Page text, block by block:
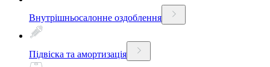
Внутрішньосалонне оздоблення
Підвіска та амортизація